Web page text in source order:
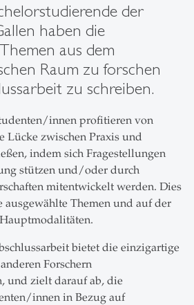
der
haben die
aus dem
Raum zu forschen
zu schreiben.
innen profitieren von
Lücke zwischen Praxis und
indem sich Fragestellungen
stützen und/oder durch
mitentwickelt werden. Dies
ausgewählte Themen und auf der
bietet die einzigartige
Forschern
und zielt darauf ab, die
innen in Bezug auf